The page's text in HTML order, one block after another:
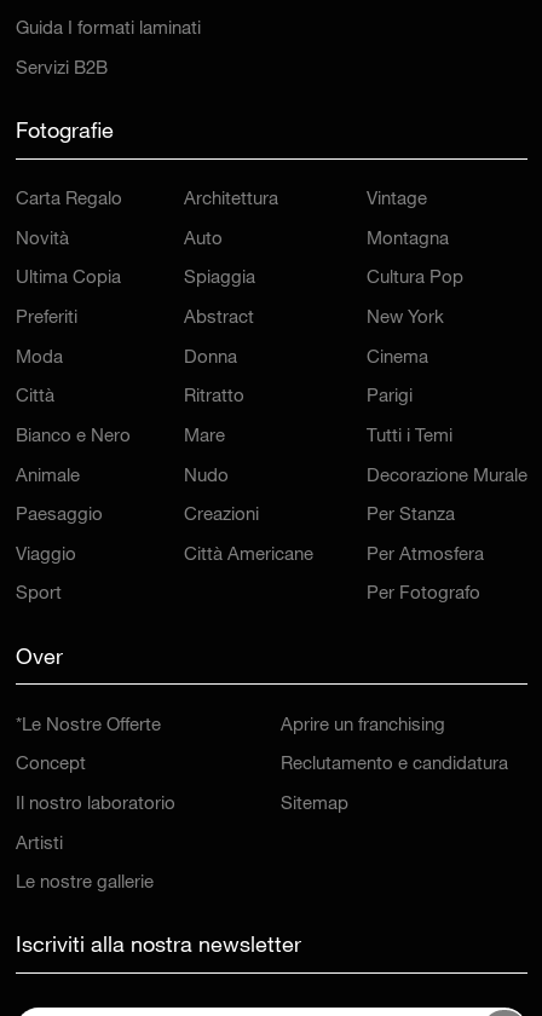
Guida I formati laminati
Servizi B2B
Fotografie
Carta Regalo
Novità
Ultima Copia
Preferiti
Moda
Città
Bianco e Nero
Animale
Paesaggio
Viaggio
Sport
Architettura
Auto
Spiaggia
Abstract
Donna
Ritratto
Mare
Nudo
Creazioni
Città Americane
Vintage
Montagna
Cultura Pop
New York
Cinema
Parigi
Tutti i Temi
Decorazione Murale
Per Stanza
Per Atmosfera
Per Fotografo
Over
*Le Nostre Offerte
Concept
Il nostro laboratorio
Artisti
Le nostre gallerie
Aprire un franchising
Reclutamento e candidatura
Sitemap
Iscriviti alla nostra newsletter